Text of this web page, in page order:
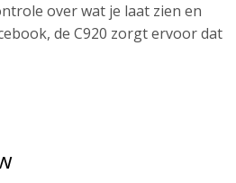
over wat je laat zien en
de C920 zorgt ervoor dat